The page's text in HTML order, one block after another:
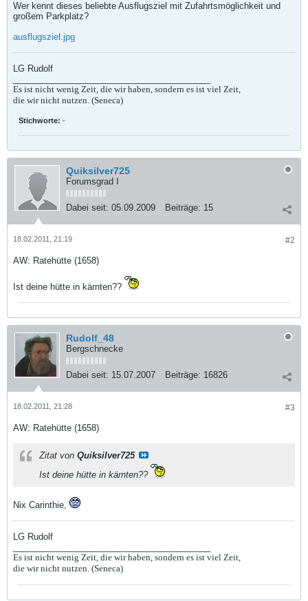
Wer kennt dieses beliebte Ausflugsziel mit Zufahrtsmöglichkeit und
großem Parkplatz?
ausflugsziel.jpg
LG Rudolf
Es ist nicht wenig Zeit, die wir haben, sondern es ist viel Zeit,
die wir nicht nutzen. (Seneca)
Stichworte: -
Quiksilver725
Forumsgrad I
Dabei seit: 05.09.2009 Beiträge: 15
#2
18.02.2011, 21:19
AW: Ratehütte (1658)
Ist deine hütte in kärnten??
Rudolf_48
Bergschnecke
Dabei seit: 15.07.2007 Beiträge: 16826
#3
18.02.2011, 21:28
AW: Ratehütte (1658)
Zitat von Quiksilver725
Ist deine hütte in kärnten??
Nix Carinthie,
LG Rudolf
Es ist nicht wenig Zeit, die wir haben, sondern es ist viel Zeit,
die wir nicht nutzen. (Seneca)